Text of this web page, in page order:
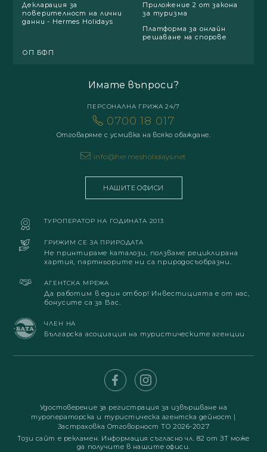
Декларация за
поверителност на лични
данни - Hermes Holidays
Приложение 2 от закона
за туризма
Платформа за онлайн
решаване на спорове
ОП БФП
Имате въпроси?
ПЕРСОНАЛНА ГРИЖА 24/7
0700 18 017
Отговаряме с усмивка на всяко обаждане.
info@hermesholidays.net
НАШИТЕ ОФИСИ
ТУРОПЕРАТОР НА ГОДИНАТА 2013
ГРИЖИМ СЕ ЗА ПРИРОДАТА
Не принтираме каталози, ползваме рециклирана
хартия, партньорите ни са природосъобразни.
АГЕНТСКА МРЕЖА
Да работим в един отбор! Инвестицията е от нас,
бонусите са за Вас.
ЧЛЕН НА
Българска асоциация на туристическите агенции
Удостоверение за регистрация за извършване на
туроператорска и туристическа агентска дейност |
Застраховка Отговорност ТО 2026-2027
Този сайт е рекламен. Информация съгласно чл. 82 от ЗТ може
да получите в нашите офиси.